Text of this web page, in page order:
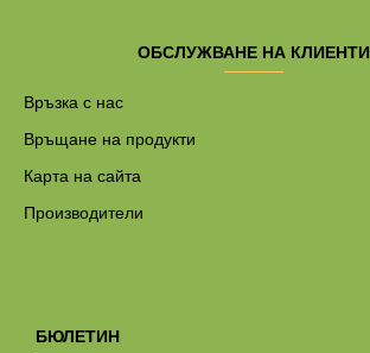
ОБСЛУЖВАНЕ НА КЛИЕНТИ
Връзка с нас
Връщане на продукти
Карта на сайта
Производители
БЮЛЕТИН